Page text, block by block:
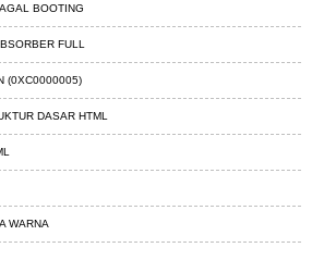
BOOTING
FULL
(0XC0000005)
DASAR HTML
WARNA